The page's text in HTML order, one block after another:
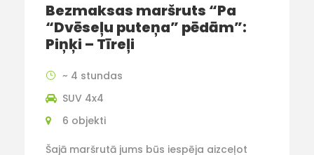
Bezmaksas maršruts “Pa
“Dvēseļu puteņa” pēdām”:
Piņķi – Tīreļi
~ 4 stundas
SUV 4x4
6 objekti
Šajā maršrutā jums būs iespēja aizceļot